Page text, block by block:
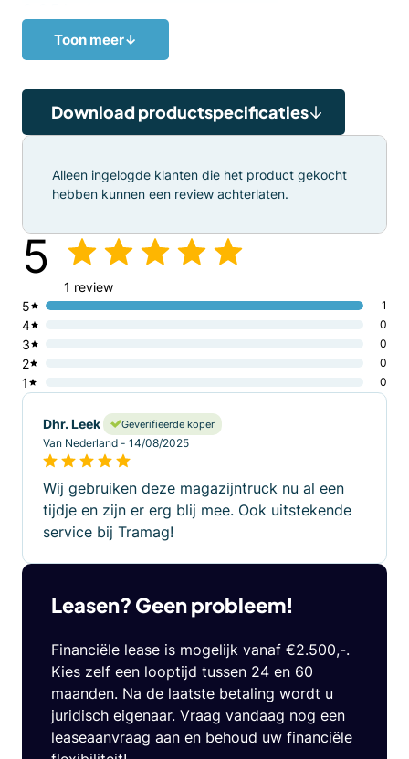
Hefsnelheid (belast / onbelast)
0,21 – 0,23 m/s
Maximale helling (belast / onbelast)
5 – 8 %
Daalsnelheid (belast / onbelast)
0,23 – 0,23 m/s
Kleur
Toon meer↓
Download productspecificaties
5
1 review
1 0
2 0
3 0
4 0
5 1
Dhr. Leek Geverifieerde koper
Van Nederland - 14/08/2025
Wij gebruiken deze magazijntruck nu al een
tijdje en zijn er erg blij mee. Ook uitstekende
service bij Tramag!
Alleen ingelogde klanten die het product gekocht
hebben kunnen een review achterlaten.
Leasen? Geen probleem!
Financiële lease is mogelijk vanaf €2.500,-.
Kies zelf een looptijd tussen 24 en 60
maanden. Na de laatste betaling wordt u
juridisch eigenaar. Vraag vandaag nog een
leaseaanvraag aan en behoud uw financiële